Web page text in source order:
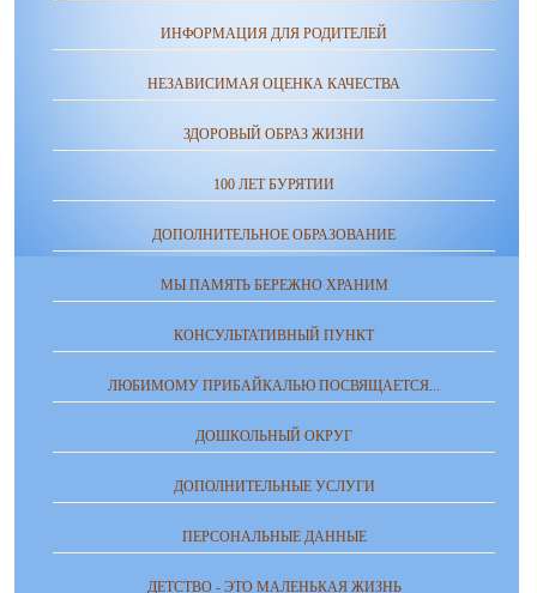
ИНФОРМАЦИЯ ДЛЯ РОДИТЕЛЕЙ
НЕЗАВИСИМАЯ ОЦЕНКА КАЧЕСТВА
ЗДОРОВЫЙ ОБРАЗ ЖИЗНИ
100 ЛЕТ БУРЯТИИ
ДОПОЛНИТЕЛЬНОЕ ОБРАЗОВАНИЕ
МЫ ПАМЯТЬ БЕРЕЖНО ХРАНИМ
КОНСУЛЬТАТИВНЫЙ ПУНКТ
ЛЮБИМОМУ ПРИБАЙКАЛЬЮ ПОСВЯЩАЕТСЯ...
ДОШКОЛЬНЫЙ ОКРУГ
ДОПОЛНИТЕЛЬНЫЕ УСЛУГИ
ПЕРСОНАЛЬНЫЕ ДАННЫЕ
ДЕТСТВО - ЭТО МАЛЕНЬКАЯ ЖИЗНЬ